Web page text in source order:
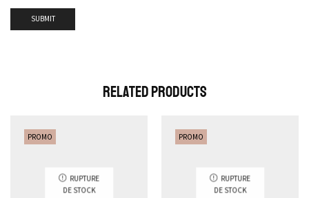
Related Products
PROMO
RUPTURE
DE STOCK
PROMO
RUPTURE
DE STOCK